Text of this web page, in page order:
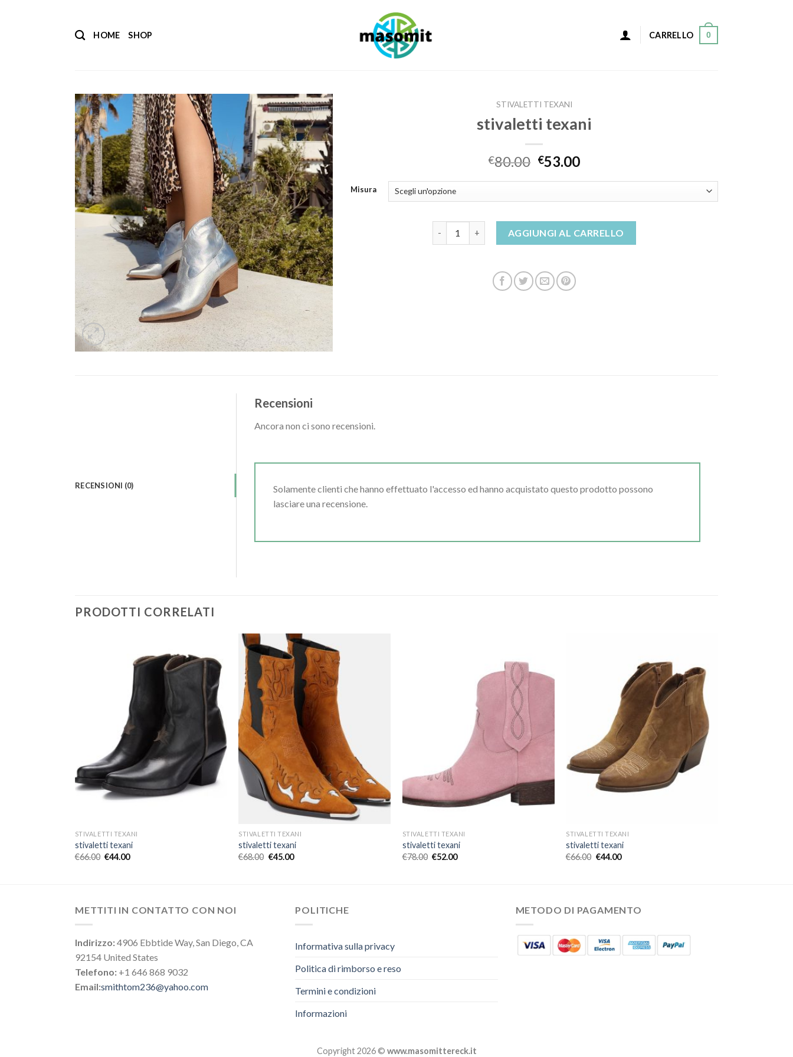
HOME SHOP CARRELLO 0
STIVALETTI TEXANI
stivaletti texani
€80.00 €53.00
Misura
AGGIUNGI AL CARRELLO
RECENSIONI (0)
Recensioni
Ancora non ci sono recensioni.
Solamente clienti che hanno effettuato l'accesso ed hanno acquistato questo prodotto possono
lasciare una recensione.
PRODOTTI CORRELATI
STIVALETTI TEXANI
stivaletti texani
€66.00 €44.00
STIVALETTI TEXANI
stivaletti texani
€68.00 €45.00
STIVALETTI TEXANI
stivaletti texani
€78.00 €52.00
STIVALETTI TEXANI
stivaletti texani
€66.00 €44.00
METTITI IN CONTATTO CON NOI
Indirizzo:4906 Ebbtide Way, San Diego, CA
92154 United States
Telefono: +1 646 868 9032
Email:smithtom236@yahoo.com
POLITICHE
Informativa sulla privacy
Politica di rimborso e reso
Termini e condizioni
Informazioni
METODO DI PAGAMENTO
Copyright 2026 © www.masomittereck.it